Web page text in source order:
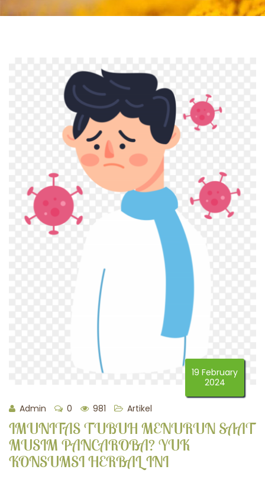
19 February
2024
Admin 0 981 Artikel
IMUNITAS TUBUH MENURUN SAAT
MUSIM PANCAROBA? YUK
KONSUMSI HERBAL INI